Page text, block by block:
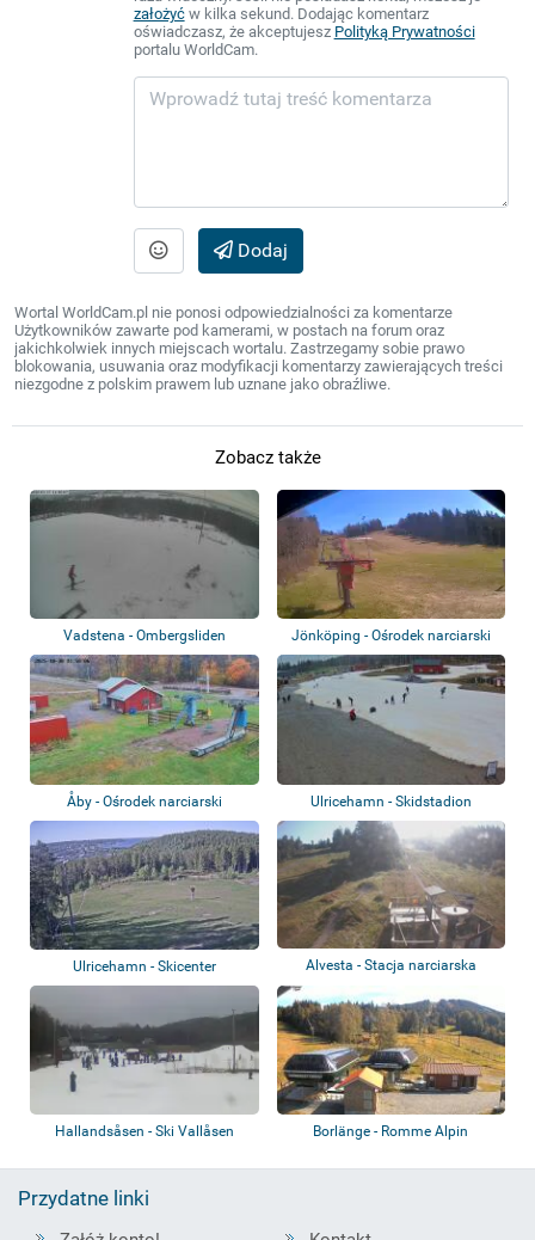
założyćw kilka sekund. Dodając komentarz
oświadczasz, że akceptujesz Polityką Prywatności
portalu WorldCam.
Dodaj
Wortal WorldCam.pl nie ponosi odpowiedzialności za komentarze
Użytkowników zawarte pod kamerami, w postach na forum oraz
jakichkolwiek innych miejscach wortalu. Zastrzegamy sobie prawo
blokowania, usuwania oraz modyfikacji komentarzy zawierających treści
niezgodne z polskim prawem lub uznane jako obraźliwe.
Zobacz także
Vadstena - Ombergsliden
Jönköping - Ośrodek narciarski
Järabacke...
Åby - Ośrodek narciarski
Yxbacken
Ulricehamn - Skidstadion
Lassalyckan
Ulricehamn - Skicenter
Alvesta - Stacja narciarska
Hallandsåsen - Ski Vallåsen Borlänge - Romme Alpin
Przydatne linki